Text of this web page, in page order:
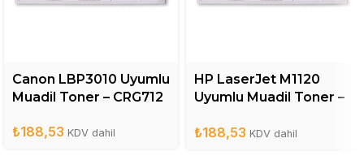
Canon LBP3010 Uyumlu
Muadil Toner – CRG712
₺188,53 KDV dahil
HP LaserJet M1120
Uyumlu Muadil Toner –
₺188,53 KDV dahil